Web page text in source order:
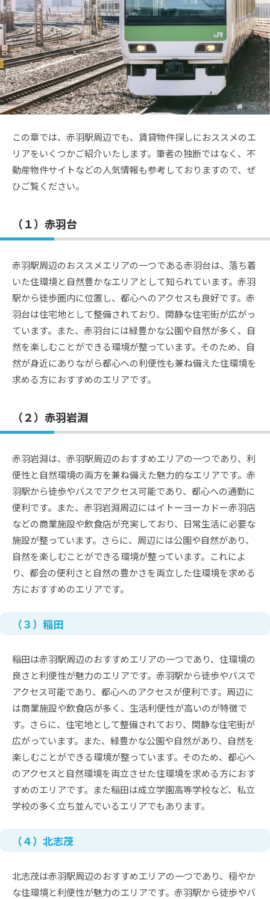
この章では、赤羽駅周辺でも、賃貸物件探しにおススメのエ
リアをいくつかご紹介いたします。筆者の独断ではなく、不
動産物件サイトなどの人気情報も参考しておりますので、ぜ
ひご覧ください。
（１）赤羽台
赤羽駅周辺のおススメエリアの一つである赤羽台は、落ち着
いた住環境と自然豊かなエリアとして知られています。赤羽
駅から徒歩圏内に位置し、都心へのアクセスも良好です。赤
羽台は住宅地として整備されており、閑静な住宅街が広がっ
ています。また、赤羽台には緑豊かな公園や自然が多く、自
然を楽しむことができる環境が整っています。そのため、自
然が身近にありながら都心への利便性も兼ね備えた住環境を
求める方におすすめのエリアです。
（２）赤羽岩淵
赤羽岩淵は、赤羽駅周辺のおすすめエリアの一つであり、利
便性と自然環境の両方を兼ね備えた魅力的なエリアです。赤
羽駅から徒歩やバスでアクセス可能であり、都心への通勤に
便利です。また、赤羽岩淵周辺にはイトーヨーカドー赤羽店
などの商業施設や飲食店が充実しており、日常生活に必要な
施設が整っています。さらに、周辺には公園や自然があり、
自然を楽しむことができる環境が整っています。これによ
り、都会の便利さと自然の豊かさを両立した住環境を求める
方におすすめのエリアです。
（３）稲田
稲田は赤羽駅周辺のおすすめエリアの一つであり、住環境の
良さと利便性が魅力のエリアです。赤羽駅から徒歩やバスで
アクセス可能であり、都心へのアクセスが便利です。周辺に
は商業施設や飲食店が多く、生活利便性が高いのが特徴で
す。さらに、住宅地として整備されており、閑静な住宅街が
広がっています。また、緑豊かな公園や自然があり、自然を
楽しむことができる環境が整っています。そのため、都心へ
のアクセスと自然環境を両立させた住環境を求める方におす
すめのエリアです。また稲田は成立学園高等学校など、私立
学校の多く立ち並んでいるエリアでもあります。
（４）北志茂
北志茂は赤羽駅周辺のおすすめエリアの一つであり、穏やか
な住環境と利便性が魅力のエリアです。赤羽駅から徒歩やバ